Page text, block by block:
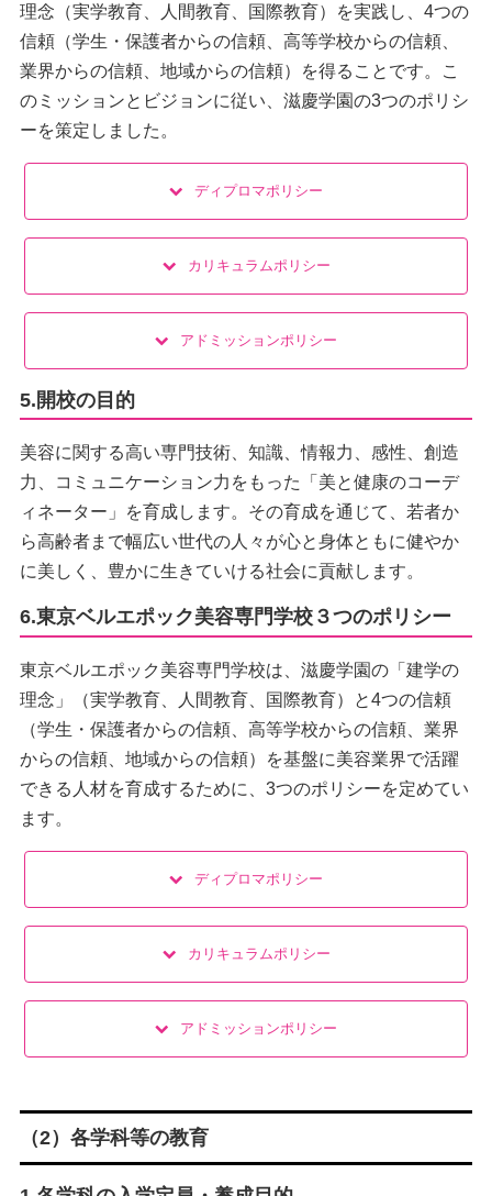
理念（実学教育、人間教育、国際教育）を実践し、4つの
信頼（学生・保護者からの信頼、高等学校からの信頼、
業界からの信頼、地域からの信頼）を得ることです。こ
のミッションとビジョンに従い、滋慶学園の3つのポリシ
ーを策定しました。
ディプロマポリシー
カリキュラムポリシー
アドミッションポリシー
5.開校の目的
美容に関する高い専門技術、知識、情報力、感性、創造
力、コミュニケーション力をもった「美と健康のコーデ
ィネーター」を育成します。その育成を通じて、若者か
ら高齢者まで幅広い世代の人々が心と身体ともに健やか
に美しく、豊かに生きていける社会に貢献します。
6.東京ベルエポック美容専門学校３つのポリシー
東京ベルエポック美容専門学校は、滋慶学園の「建学の
理念」（実学教育、人間教育、国際教育）と4つの信頼
（学生・保護者からの信頼、高等学校からの信頼、業界
からの信頼、地域からの信頼）を基盤に美容業界で活躍
できる人材を育成するために、3つのポリシーを定めてい
ます。
ディプロマポリシー
カリキュラムポリシー
アドミッションポリシー
（2）各学科等の教育